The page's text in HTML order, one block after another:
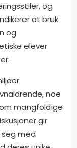
og
at bruk
og
elever
noe
mangfoldige
gir
med